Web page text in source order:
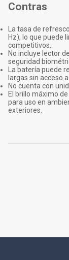
Contras
La tasa de
Hz), lo que puede
competitivos.
No incluye lector
seguridad
La batería puede
largas sin acceso a
No cuenta con
El brillo máximo
para uso en
exteriores.